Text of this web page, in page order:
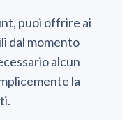
puoi offrire ai
dal momento
alcun
la